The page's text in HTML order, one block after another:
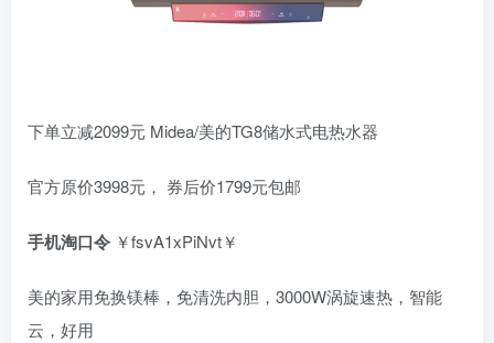
下单立减2099元 Midea/美的TG8储水式电热水器
官方原价3998元， 券后价1799元包邮
手机淘口令 ￥fsvA1xPiNvt￥
美的家用免换镁棒，免清洗内胆，3000W涡旋速热，智能
云，好用